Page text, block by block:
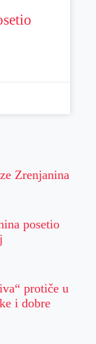
Zrenjanina
posetio
protiče u
i dobre